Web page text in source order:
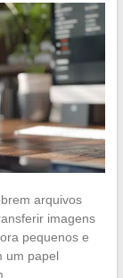
arquivos
imagens
pequenos e
um papel